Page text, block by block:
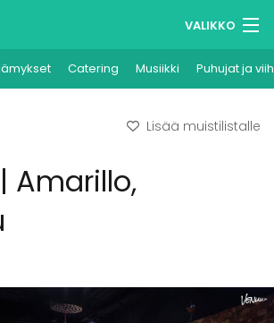
VALIKKO
Muistilistasi
Ilmoita kohteesi
Catering Musiikki Puhujat ja
Lisää muistilistalle
Amarillo,